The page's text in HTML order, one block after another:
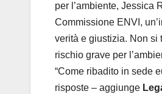
per l’ambiente, Jessica
Commissione ENVI,
verità e giustizia. Non si
rischio grave per
“Come ribadito in sede
risposte – aggiunge